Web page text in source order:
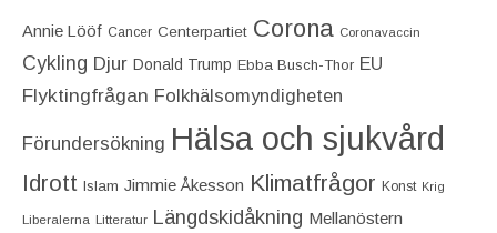
Annie Lööf Cancer Centerpartiet‎ Corona Coronavaccin
Cykling Djur Donald Trump Ebba Busch-Thor EU
Flyktingfrågan Folkhälsomyndigheten
Förundersökning Hälsa och sjukvård
Idrott Islam Jimmie Åkesson Klimatfrågor Konst Krig
Liberalerna Litteratur Längdskidåkning Mellanöstern